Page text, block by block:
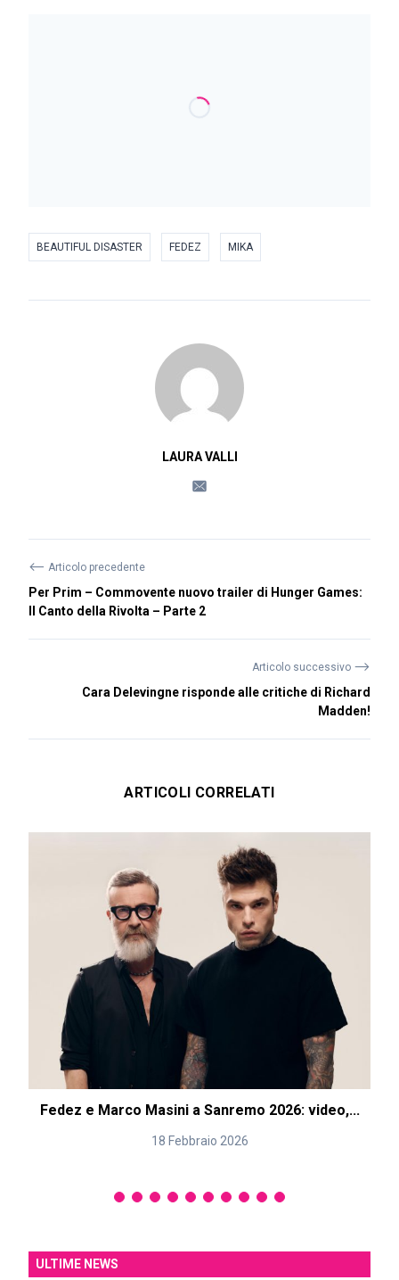
BEAUTIFUL DISASTER FEDEZ MIKA
LAURA VALLI
⟵ Articolo precedente
Per Prim – Commovente nuovo trailer di Hunger Games:
Il Canto della Rivolta – Parte 2
Articolo successivo ⟶
Cara Delevingne risponde alle critiche di Richard
Madden!
ARTICOLI CORRELATI
Fedez e Marco Masini a Sanremo 2026: video,...
18 Febbraio 2026
ULTIME NEWS